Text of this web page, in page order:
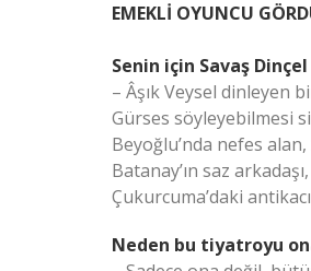
EMEKLİ OYUNCU
Senin için Savaş
– Âşık Veysel dinleyen
Gürses söyleyebilmesi
Beyoğlu’nda nefes alan,
Batanay’ın saz
Çukurcuma’daki
Neden bu tiyatroyu